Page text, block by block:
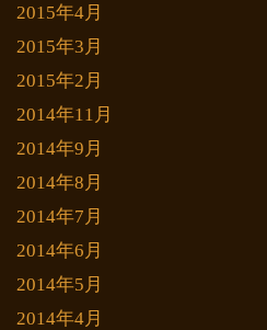
2015年4月
2015年3月
2015年2月
2014年11月
2014年9月
2014年8月
2014年7月
2014年6月
2014年5月
2014年4月